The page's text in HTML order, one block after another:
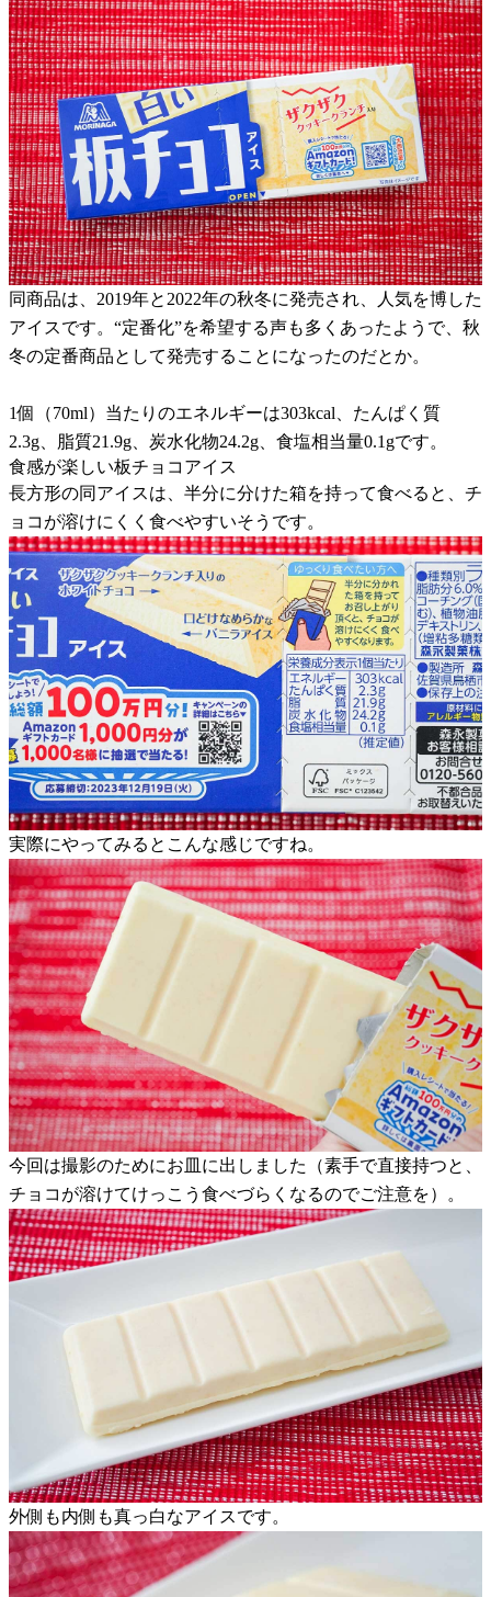
同商品は、2019年と2022年の秋冬に発売され、人気を博した
アイスです。“定番化”を希望する声も多くあったようで、秋
冬の定番商品として発売することになったのだとか。
1個（70ml）当たりのエネルギーは303kcal、たんぱく質
2.3g、脂質21.9g、炭水化物24.2g、食塩相当量0.1gです。
食感が楽しい板チョコアイス
長方形の同アイスは、半分に分けた箱を持って食べると、チ
ョコが溶けにくく食べやすいそうです。
実際にやってみるとこんな感じですね。
今回は撮影のためにお皿に出しました（素手で直接持つと、
チョコが溶けてけっこう食べづらくなるのでご注意を）。
外側も内側も真っ白なアイスです。